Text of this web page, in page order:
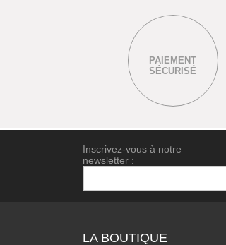
PAIEMENT
SÉCURISÉ
Inscrivez-vous à notre
newsletter :
LA BOUTIQUE